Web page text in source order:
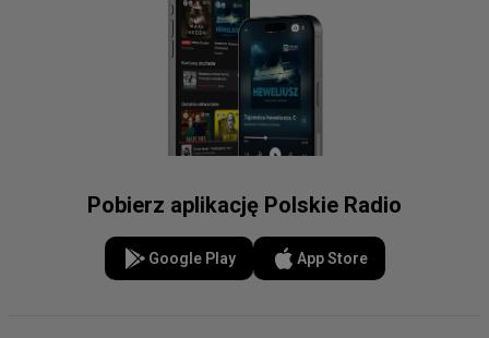
Pobierz aplikację Polskie Radio
Google Play App Store